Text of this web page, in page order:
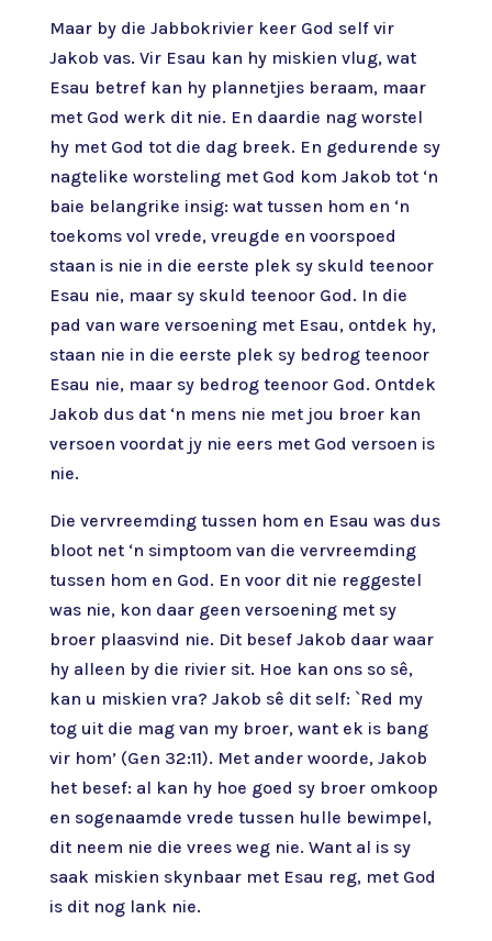
Maar by die Jabbokrivier keer God self vir
Jakob vas. Vir Esau kan hy miskien vlug, wat
Esau betref kan hy plannetjies beraam, maar
met God werk dit nie. En daardie nag worstel
hy met God tot die dag breek. En gedurende sy
nagtelike worsteling met God kom Jakob tot ‘n
baie belangrike insig: wat tussen hom en ‘n
toekoms vol vrede, vreugde en voorspoed
staan is nie in die eerste plek sy skuld teenoor
Esau nie, maar sy skuld teenoor God. In die
pad van ware versoening met Esau, ontdek hy,
staan nie in die eerste plek sy bedrog teenoor
Esau nie, maar sy bedrog teenoor God. Ontdek
Jakob dus dat ‘n mens nie met jou broer kan
versoen voordat jy nie eers met God versoen is
nie.
Die vervreemding tussen hom en Esau was dus
bloot net ‘n simptoom van die vervreemding
tussen hom en God. En voor dit nie reggestel
was nie, kon daar geen versoening met sy
broer plaasvind nie. Dit besef Jakob daar waar
hy alleen by die rivier sit. Hoe kan ons so sê,
kan u miskien vra? Jakob sê dit self: `Red my
tog uit die mag van my broer, want ek is bang
vir hom’ (Gen 32:11). Met ander woorde, Jakob
het besef: al kan hy hoe goed sy broer omkoop
en sogenaamde vrede tussen hulle bewimpel,
dit neem nie die vrees weg nie. Want al is sy
saak miskien skynbaar met Esau reg, met God
is dit nog lank nie.